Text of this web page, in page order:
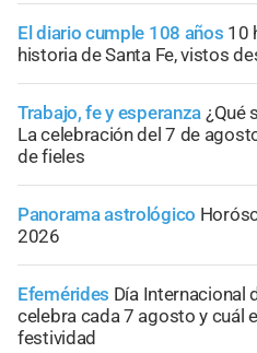
El diario cumple 108 años 10
historia de Santa Fe, vistos
Trabajo, fe y esperanza ¿Qué
La celebración del 7 de
de fieles
Panorama astrológico
2026
Efemérides Día Internacional
celebra cada 7 agosto y cuál
festividad